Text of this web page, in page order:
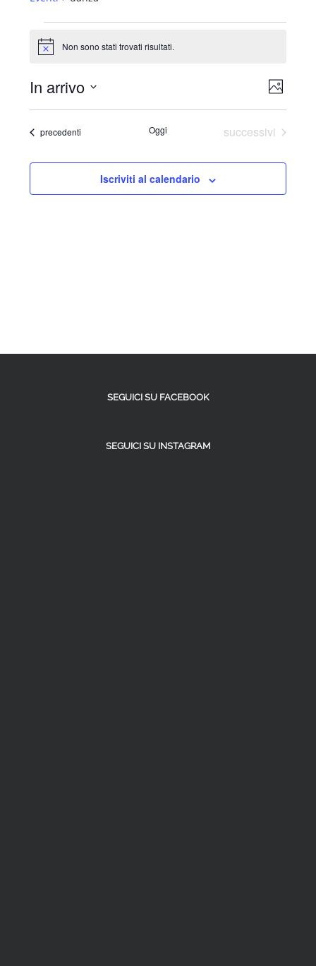
Notice Non sono stati trovati risultati.
Viste
Evento
Viste
Foto
In arrivo
Select
date.
of
events
Photo
Eventi
precedenti Oggi Eventi
successivi
Iscriviti al calendario
SEGUICI SU FACEBOOK
SEGUICI SU INSTAGRAM